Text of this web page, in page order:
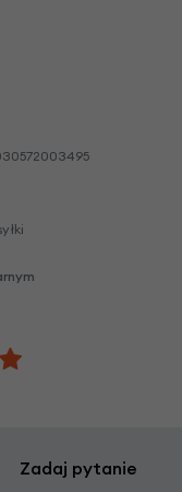
Zadaj pytanie